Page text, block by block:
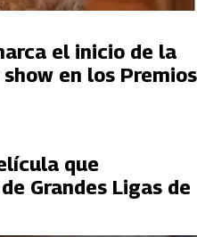
el inicio de la
en los Premios
que
Grandes Ligas de